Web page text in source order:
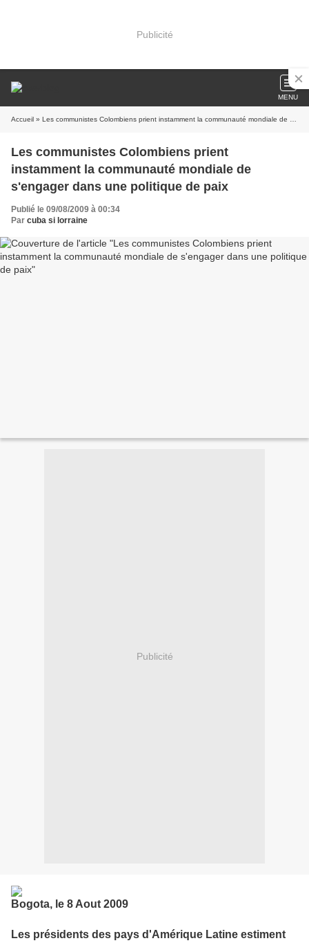
Publicité
MENU
Accueil » Les communistes Colombiens prient instamment la communauté mondiale de s'engager dans une politique de paix
Les communistes Colombiens prient
instamment la communauté mondiale de
s'engager dans une politique de paix
Publié le 09/08/2009 à 00:34
Par cuba si lorraine
Publicité
Bogota, le 8 Aout 2009
Les présidents des pays d'Amérique Latine estiment